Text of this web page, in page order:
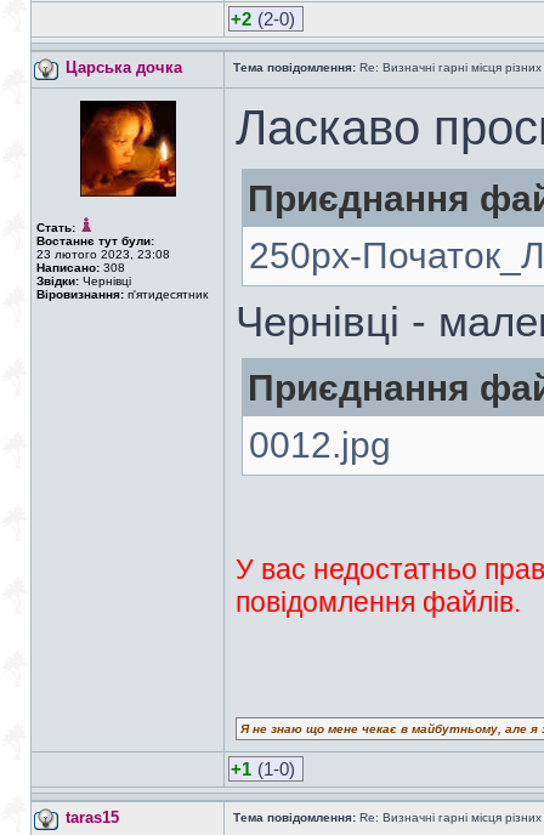
+2 (2-0)
Царська дочка Тема повідомлення: Re: Визначні гарні місця
Стать:
Востаннє тут були:
23 лютого 2023, 23:08
Написано: 308
Звідки: Чернівці
Віровизнання: п'ятидесятник
Ласкаво
Приєднання
250px-
Чернівці -
Приєднання
0012.jpg
У вас недостатньо
повідомлення файлів.
Я не знаю що мене чекає в майбутньому, але
+1 (1-0)
taras15 Тема повідомлення: Re: Визначні гарні місця